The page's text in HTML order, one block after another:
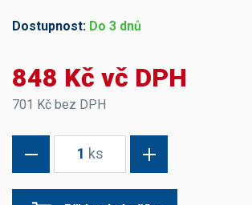
Dostupnost: Do 3 dnů
848 Kč vč DPH
701 Kč bez DPH
1 ks